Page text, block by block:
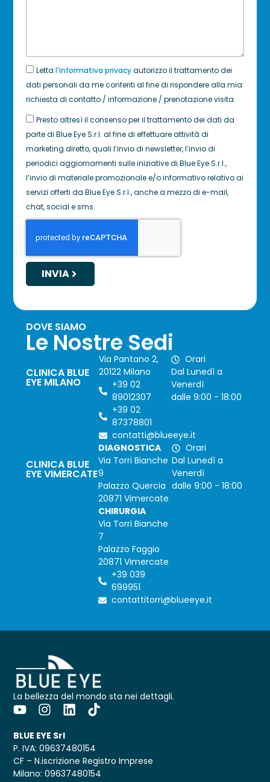
Letta l'informativa privacyautorizzo il trattamento dei
dati personali da me conferiti al fine di rispondere alla mia
richiesta di contatto / informazione / prenotazione visita.
Presto altresì il consenso per il trattamento dei dati da
parte di Blue Eye S.r.l. al fine di effettuare attività di
marketing diretto, quali l’invio di newsletter, l’invio di
periodici aggiornamenti sulle iniziative di Blue Eye S.r.l.,
l’invio di materiale promozionale e/o informativo relativo ai
servizi offerti da Blue Eye S.r.l., anche a mezzo di e-mail,
chat, social e sms.
INVIA
DOVE SIAMO
Le Nostre Sedi
CLINICA BLUE
EYE MILANO
Via Pantano 2,
20122 Milano
+39 02
89012307
+39 02
87378801
contatti@blueeye.it
Orari
Dal Lunedì a
Venerdì
dalle 9:00 - 18:00
CLINICA BLUE
EYE VIMERCATE
DIAGNOSTICA
Via Torri Bianche
9
Palazzo Quercia
20871 Vimercate
CHIRURGIA
Via Torri Bianche
7
Palazzo Faggio
20871 Vimercate
+39 039
699951
contattitorri@blueeye.it
Orari
Dal Lunedì a
Venerdì
dalle 9:00 - 18:00
La bellezza del mondo sta nei dettagli.
BLUE EYE Srl
P. IVA: 09637480154
CF – N.iscrizione Registro Imprese
Milano: 09637480154